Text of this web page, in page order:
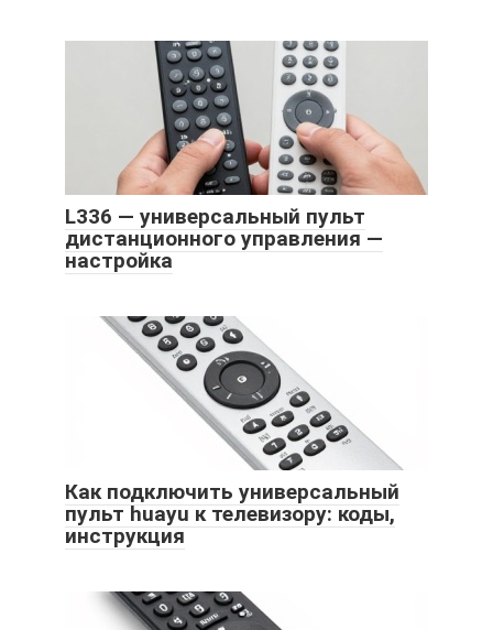
L336 — универсальный пульт
дистанционного управления —
настройка
Как подключить универсальный
пульт huayu к телевизору: коды,
инструкция